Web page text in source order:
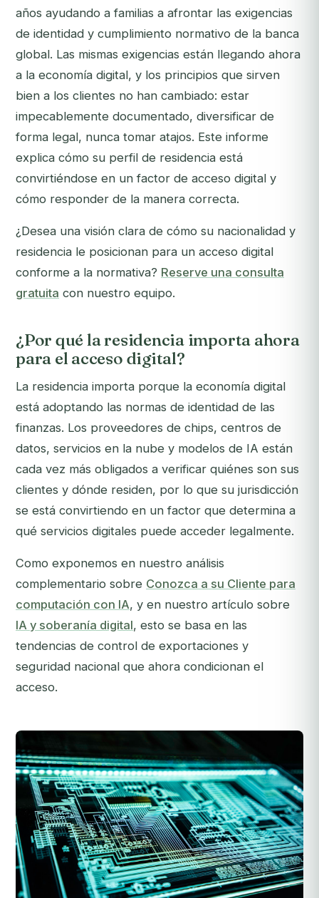
años ayudando a familias a afrontar las exigencias
de identidad y cumplimiento normativo de la banca
global. Las mismas exigencias están llegando ahora
a la economía digital, y los principios que sirven
bien a los clientes no han cambiado: estar
impecablemente documentado, diversificar de
forma legal, nunca tomar atajos. Este informe
explica cómo su perfil de residencia está
convirtiéndose en un factor de acceso digital y
cómo responder de la manera correcta.
¿Desea una visión clara de cómo su nacionalidad y
residencia le posicionan para un acceso digital
conforme a la normativa? Reserve una consulta
gratuita con nuestro equipo.
¿Por qué la residencia importa ahora
para el acceso digital?
La residencia importa porque la economía digital
está adoptando las normas de identidad de las
finanzas. Los proveedores de chips, centros de
datos, servicios en la nube y modelos de IA están
cada vez más obligados a verificar quiénes son sus
clientes y dónde residen, por lo que su jurisdicción
se está convirtiendo en un factor que determina a
qué servicios digitales puede acceder legalmente.
Como exponemos en nuestro análisis
complementario sobre Conozca a su Cliente para
computación con IA, y en nuestro artículo sobre
IA y soberanía digital, esto se basa en las
tendencias de control de exportaciones y
seguridad nacional que ahora condicionan el
acceso.